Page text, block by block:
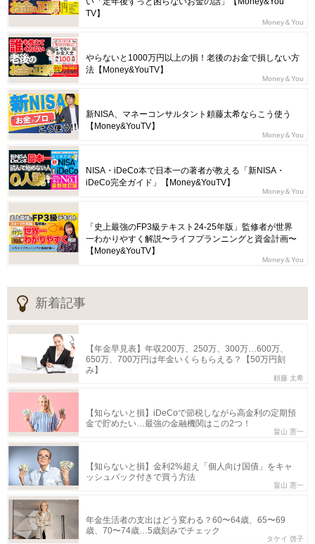
TV】
Money＆You
やらないと1000万円以上の損！老後のお金で損しない方
法【Money&YouTV】
Money＆You
新NISA、マネーコンサルタント頼藤太希ならこう使う
【Money&YouTV】
Money＆You
NISA・iDeCo本で日本一の著者が教える「新NISA・
iDeCo完全ガイド」【Money&YouTV】
Money＆You
「史上最強のFP3級テキスト24-25年版」監修者が世界
一わかりやすく解説〜ライフプランニングと資金計画〜
【Money&YouTV】
Money＆You
新着記事
【年金早見表】年収200万、250万、300万…600万、
650万、700万円は年金いくらもらえる？【50万円刻
み】
頼藤 太希
【知らないと損】iDeCoで節税しながら高金利の定期預
金で貯めたい…最強の金融機関はこの2つ！
畠山 憲一
【知らないと損】金利2%超え「個人向け国債」をキャ
ッシュバック付きで買う方法
畠山 憲一
年金生活者の支出はどう変わる？60〜64歳、65〜69
歳、70〜74歳…5歳刻みでチェック
タケイ 啓子